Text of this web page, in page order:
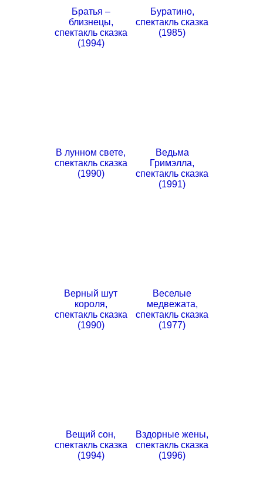
Братья –
близнецы,
спектакль сказка
(1994)
Буратино,
спектакль сказка
(1985)
В лунном свете,
спектакль сказка
(1990)
Ведьма
Гримэлла,
спектакль сказка
(1991)
Верный шут
короля,
спектакль сказка
(1990)
Веселые
медвежата,
спектакль сказка
(1977)
Вещий сон,
спектакль сказка
(1994)
Вздорные жены,
спектакль сказка
(1996)